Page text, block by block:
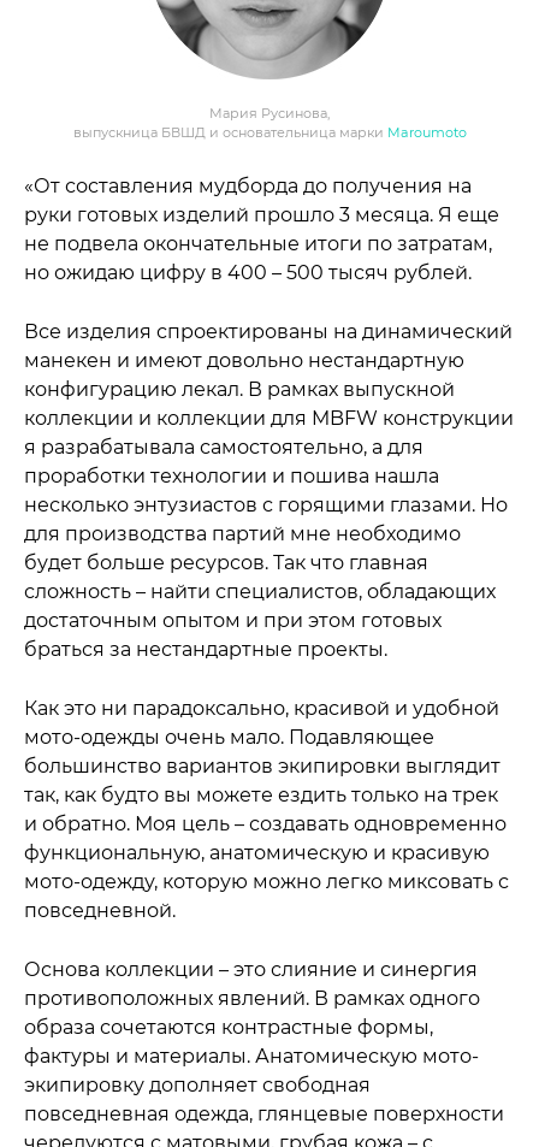
Мария Русинова,
выпускница БВШД и основательница марки Maroumoto
«От составления мудборда до получения на
руки готовых изделий прошло 3 месяца. Я еще
не подвела окончательные итоги по затратам,
но ожидаю цифру в 400 – 500 тысяч рублей.
Все изделия спроектированы на динамический
манекен и имеют довольно нестандартную
конфигурацию лекал. В рамках выпускной
коллекции и коллекции для MBFW конструкции
я разрабатывала самостоятельно, а для
проработки технологии и пошива нашла
несколько энтузиастов с горящими глазами. Но
для производства партий мне необходимо
будет больше ресурсов. Так что главная
сложность – найти специалистов, обладающих
достаточным опытом и при этом готовых
браться за нестандартные проекты.
Как это ни парадоксально, красивой и удобной
мото-одежды очень мало. Подавляющее
большинство вариантов экипировки выглядит
так, как будто вы можете ездить только на трек
и обратно. Моя цель – создавать одновременно
функциональную, анатомическую и красивую
мото-одежду, которую можно легко миксовать с
повседневной.
Основа коллекции – это слияние и синергия
противоположных явлений. В рамках одного
образа сочетаются контрастные формы,
фактуры и материалы. Анатомическую мото-
экипировку дополняет свободная
повседневная одежда, глянцевые поверхности